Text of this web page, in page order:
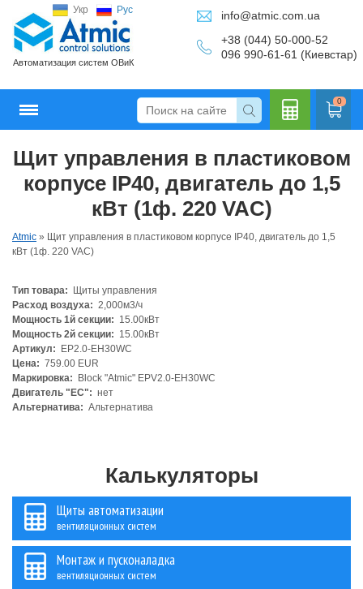
Укр Рус
Автоматизация систем ОВиК
info@atmic.com.ua
+38 (044) 50-000-52
096 990-61-61 (Киевстар)
0
Щит управления в пластиковом
корпусе IP40, двигатель до 1,5
кВт (1ф. 220 VAC)
Atmic » Щит управления в пластиковом корпусе IP40, двигатель до 1,5
кВт (1ф. 220 VAC)
Тип товара:
Щиты управления
Расход воздуха: 2,000м3/ч
Мощность 1й секции: 15.00кВт
Мощность 2й секции: 15.00кВт
Артикул:
EP2.0-EH30WC
Цена: 759.00 EUR
Маркировка:
Block "Atmic" EPV2.0-EH30WC
Двигатель "ЕС": нет
Альтернатива: Альтернатива
Калькуляторы
Щиты автоматизации
вентиляционных систем
Монтаж и пусконаладка
вентиляционных систем